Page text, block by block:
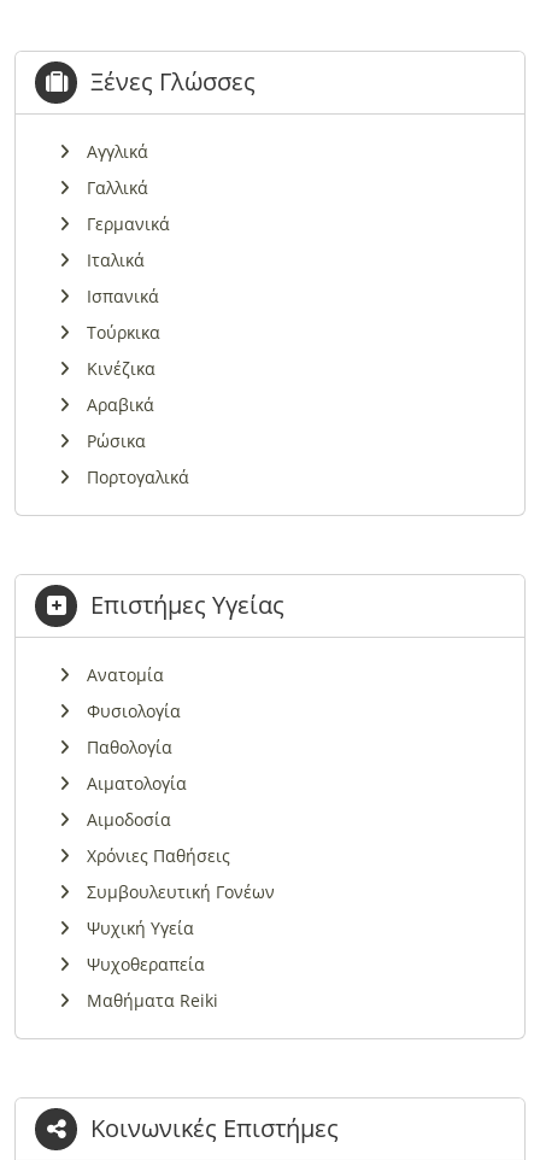
Ξένες Γλώσσες
Αγγλικά
Γαλλικά
Γερμανικά
Ιταλικά
Ισπανικά
Τούρκικα
Κινέζικα
Αραβικά
Ρώσικα
Πορτογαλικά
Επιστήμες Υγείας
Ανατομία
Φυσιολογία
Παθολογία
Αιματολογία
Αιμοδοσία
Χρόνιες Παθήσεις
Συμβουλευτική Γονέων
Ψυχική Υγεία
Ψυχοθεραπεία
Μαθήματα Reiki
Κοινωνικές Επιστήμες